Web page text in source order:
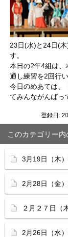
23日(水)と24日(
す。
本日の2年4組は、
通し練習を2回行い
今日のめあては、
てみんながんばっ
登録日:
このカテゴリー
3月19日（木
2月28日（金
２月２７日（木
2月26日（水